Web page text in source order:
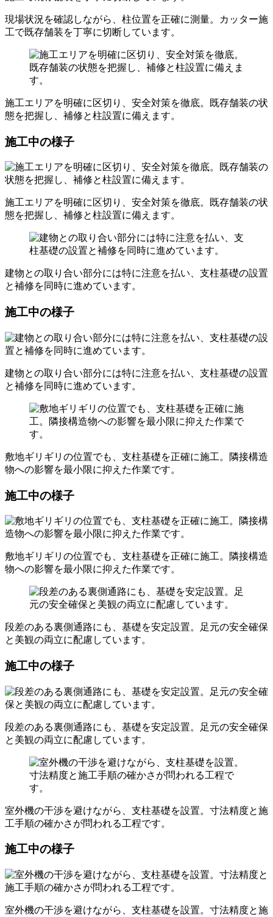
現場状況を確認しながら、柱位置を正確に測量。カッター施
工で既存舗装を丁寧に切断しています。
施工エリアを明確に区切り、安全対策を徹底。既存舗装の状
態を把握し、補修と柱設置に備えます。
施工中の様子
施工エリアを明確に区切り、安全対策を徹底。既存舗装の状
態を把握し、補修と柱設置に備えます。
建物との取り合い部分には特に注意を払い、支柱基礎の設置
と補修を同時に進めています。
施工中の様子
建物との取り合い部分には特に注意を払い、支柱基礎の設置
と補修を同時に進めています。
敷地ギリギリの位置でも、支柱基礎を正確に施工。隣接構造
物への影響を最小限に抑えた作業です。
施工中の様子
敷地ギリギリの位置でも、支柱基礎を正確に施工。隣接構造
物への影響を最小限に抑えた作業です。
段差のある裏側通路にも、基礎を安定設置。足元の安全確保
と美観の両立に配慮しています。
施工中の様子
段差のある裏側通路にも、基礎を安定設置。足元の安全確保
と美観の両立に配慮しています。
室外機の干渉を避けながら、支柱基礎を設置。寸法精度と施
工手順の確かさが問われる工程です。
施工中の様子
室外機の干渉を避けながら、支柱基礎を設置。寸法精度と施